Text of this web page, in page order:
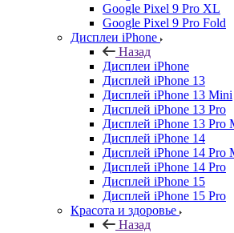
Google Pixel 9 Pro XL
Google Pixel 9 Pro Fold
Дисплеи iPhone
Назад
Дисплеи iPhone
Дисплей iPhone 13
Дисплей iPhone 13 Mini
Дисплей iPhone 13 Pro
Дисплей iPhone 13 Pro
Дисплей iPhone 14
Дисплей iPhone 14 Pro
Дисплей iPhone 14 Pro
Дисплей iPhone 15
Дисплей iPhone 15 Pro
Красота и здоровье
Назад